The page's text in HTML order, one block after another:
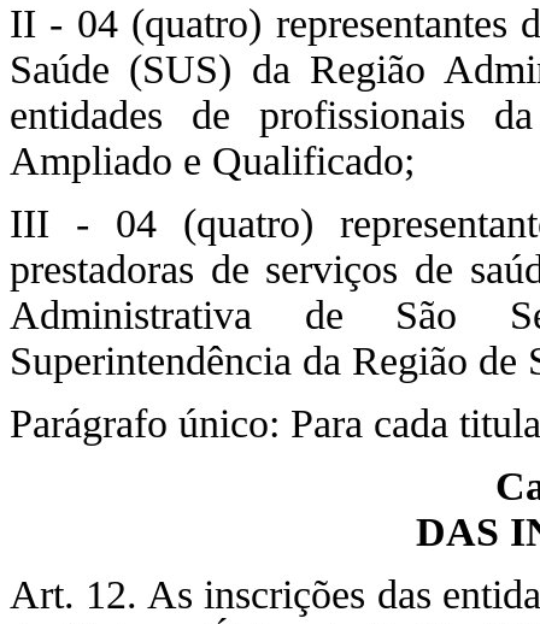
II - 04 (quatro) representantes
Saúde (SUS) da Região
entidades de profissionais
Ampliado e Qualificado;
III - 04 (quatro)
prestadoras de serviços de
Administrativa de São
Superintendência da Região de
Parágrafo único: Para cada
DAS
Art. 12. As inscrições das